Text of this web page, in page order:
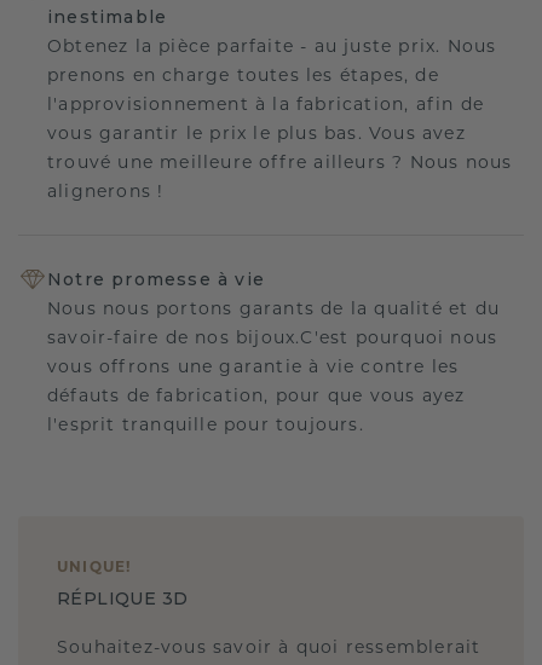
inestimable
Obtenez la pièce parfaite - au juste prix. Nous
prenons en charge toutes les étapes, de
l'approvisionnement à la fabrication, afin de
vous garantir le prix le plus bas. Vous avez
trouvé une meilleure offre ailleurs ? Nous nous
alignerons !
Notre promesse à vie
Nous nous portons garants de la qualité et du
savoir-faire de nos bijoux.C'est pourquoi nous
vous offrons une garantie à vie contre les
défauts de fabrication, pour que vous ayez
l'esprit tranquille pour toujours.
UNIQUE !
RÉPLIQUE 3D
Souhaitez-vous savoir à quoi ressemblerait